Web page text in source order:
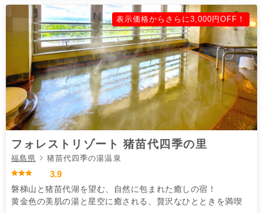
表示価格からさらに3,000円OFF！
フォレストリゾート 猪苗代四季の里
福島県 猪苗代四季の湯温泉
3.9
磐梯山と猪苗代湖を望む、自然に包まれた癒しの宿！
黄金色の美肌の湯と星空に癒される、贅沢なひとときを満喫